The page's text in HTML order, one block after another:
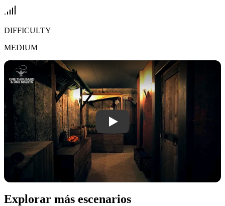
DIFFICULTY
MEDIUM
Play One Thousand & One Nights
Explorar más escenarios